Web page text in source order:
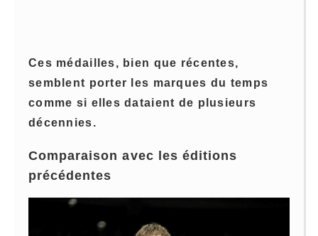
Ces médailles, bien que récentes,
semblent porter les marques du temps
comme si elles dataient de plusieurs
décennies.
Comparaison avec les éditions
précédentes